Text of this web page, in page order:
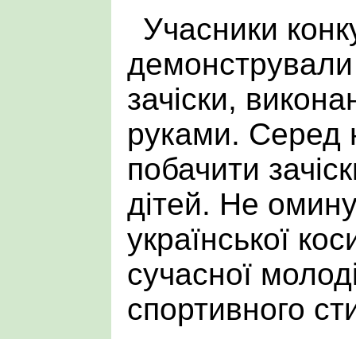
Учасники
зачіски,
руками. Серед
побачити
дітей. Не
української
сучасної
спортивного